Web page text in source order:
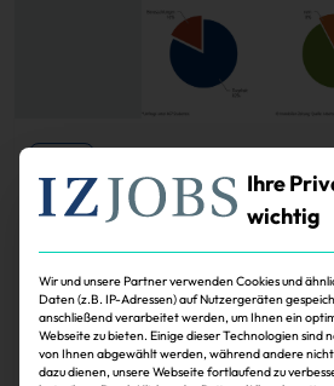
Karriere
Der Traum vom großen Geld
Verdienstmöglichkeiten in der
liegen ihre Erwartungen häufig über dem,
tatsächlich hergibt.
Janina Stadel 28.08.2025
Ihre
wichtig
Wir und unsere Partner verwenden Cookies und
Daten (z.B. IP-Adressen) auf Nutzergeräten
anschließend verarbeitet werden, um Ihnen ein
Webseite zu bieten. Einige dieser Technologien sind
von Ihnen abgewählt werden, während andere
dazu dienen, unsere Webseite fortlaufend zu